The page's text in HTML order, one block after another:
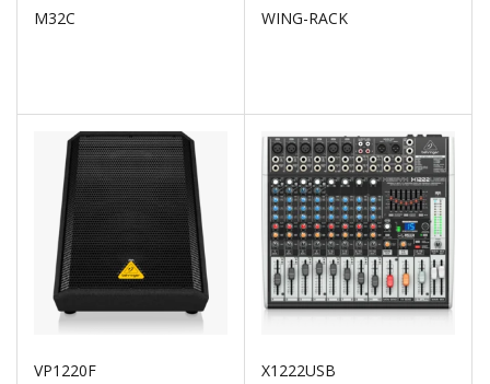
M32C WING-RACK
VP1220F X1222USB